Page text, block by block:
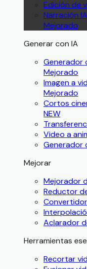
Edición de
Narración
Mejorado
Generar con IA
Generador
Mejorado
Imagen a
Mejorado
Cortos
NEW
Video a
Generador
Mejorar
Mejorador
Reductor
Aclarador
Herramientas
Recortar